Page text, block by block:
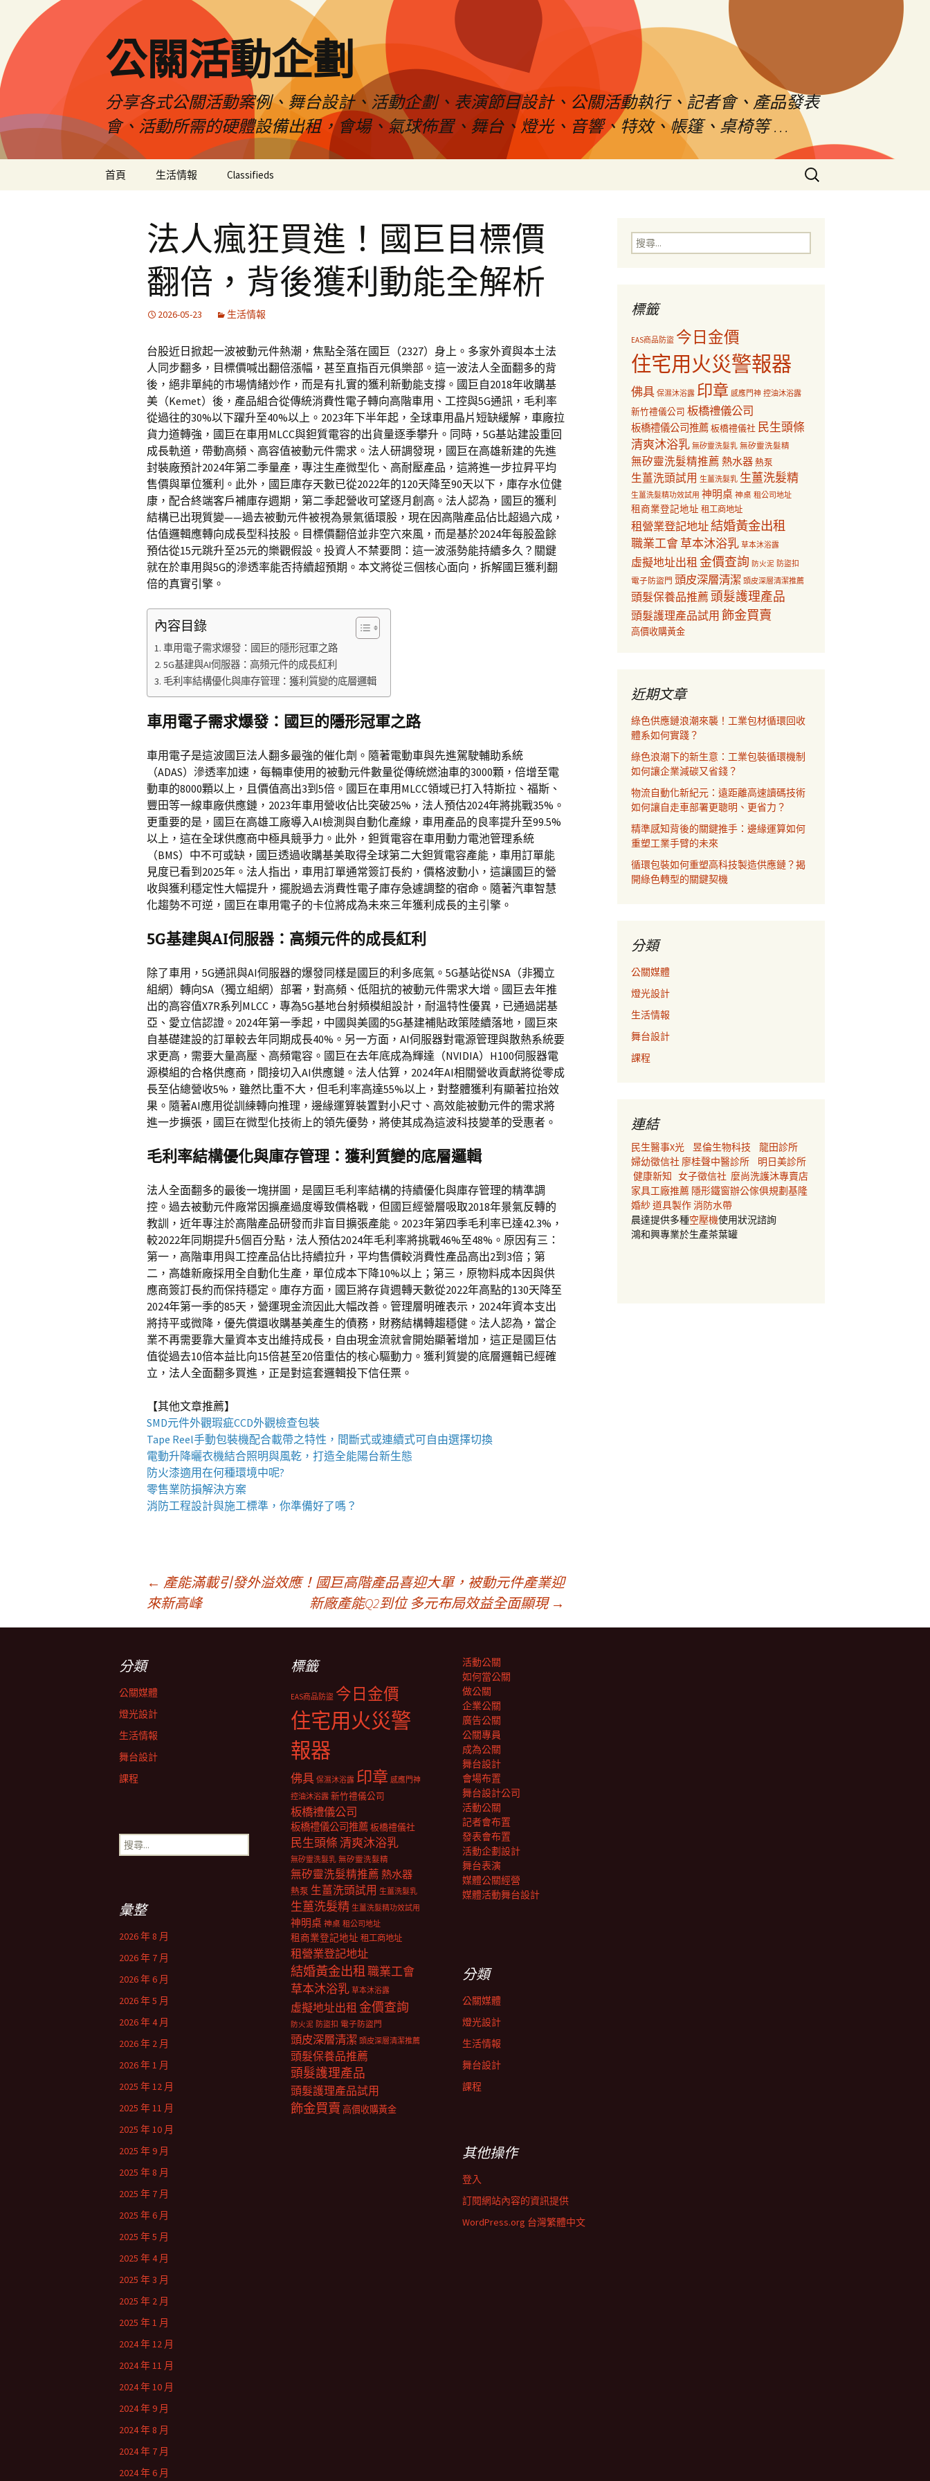
公關活動企劃
分享各式公關活動案例、舞台設計、活動企劃、表演節目設計、公關活動執行、記者會、產品發表
會、活動所需的硬體設備出租，會場、氣球佈置、舞台、燈光、音響、特效、帳篷、桌椅等 …
首頁 生活情報 Classifieds
搜
尋
字:
法人瘋狂買進！國巨目標價
翻倍，背後獲利動能全解析
2026-05-23 生活情報
台股近日掀起一波被動元件熱潮，焦點全落在國巨（2327）身上。多家外資與本土法
人同步翻多，目標價喊出翻倍漲幅，甚至直指百元俱樂部。這一波法人全面翻多的背
後，絕非單純的市場情緒炒作，而是有扎實的獲利新動能支撐。國巨自2018年收購基
美（Kemet）後，產品組合從傳統消費性電子轉向高階車用、工控與5G通訊，毛利率
從過往的30%以下躍升至40%以上。2023年下半年起，全球車用晶片短缺緩解，車廠拉
貨力道轉強，國巨在車用MLCC與鉭質電容的出貨量逐季攀升。同時，5G基站建設重回
成長軌道，帶動高頻、高容值被動元件需求。法人研調發現，國巨在高雄新建的先進
封裝廠預計2024年第二季量產，專注生產微型化、高耐壓產品，這將進一步拉昇平均
售價與單位獲利。此外，國巨庫存天數已從2022年的120天降至90天以下，庫存水位健
康，配合終端客戶補庫存週期，第二季起營收可望逐月創高。法人認為，國巨的獲利
結構已出現質變——過去被動元件被視為景氣循環股，現在因高階產品佔比超過六成，
估值邏輯應轉向成長型科技股。目標價翻倍並非空穴來風，而是基於2024年每股盈餘
預估從15元跳升至25元的樂觀假設。投資人不禁要問：這一波漲勢能持續多久？關鍵
就在於車用與5G的滲透率能否持續超預期。本文將從三個核心面向，拆解國巨獲利翻
倍的真實引擎。
內容目錄
車用電子需求爆發：國巨的隱形冠軍之路
5G基建與AI伺服器：高頻元件的成長紅利
毛利率結構優化與庫存管理：獲利質變的底層邏輯
車用電子需求爆發：國巨的隱形冠軍之路
車用電子是這波國巨法人翻多最強的催化劑。隨著電動車與先進駕駛輔助系統
（ADAS）滲透率加速，每輛車使用的被動元件數量從傳統燃油車的3000顆，倍增至電
動車的8000顆以上，且價值高出3到5倍。國巨在車用MLCC領域已打入特斯拉、福斯、
豐田等一線車廠供應鏈，2023年車用營收佔比突破25%，法人預估2024年將挑戰35%。
更重要的是，國巨在高雄工廠導入AI檢測與自動化產線，車用產品的良率提升至99.5%
以上，這在全球供應商中極具競爭力。此外，鉭質電容在車用動力電池管理系統
（BMS）中不可或缺，國巨透過收購基美取得全球第二大鉭質電容產能，車用訂單能
見度已看到2025年。法人指出，車用訂單通常簽訂長約，價格波動小，這讓國巨的營
收與獲利穩定性大幅提升，擺脫過去消費性電子庫存急遽調整的宿命。隨著汽車智慧
化趨勢不可逆，國巨在車用電子的卡位將成為未來三年獲利成長的主引擎。
5G基建與AI伺服器：高頻元件的成長紅利
除了車用，5G通訊與AI伺服器的爆發同樣是國巨的利多底氣。5G基站從NSA（非獨立
組網）轉向SA（獨立組網）部署，對高頻、低阻抗的被動元件需求大增。國巨去年推
出的高容值X7R系列MLCC，專為5G基地台射頻模組設計，耐溫特性優異，已通過諾基
亞、愛立信認證。2024年第一季起，中國與美國的5G基建補貼政策陸續落地，國巨來
自基礎建設的訂單較去年同期成長40%。另一方面，AI伺服器對電源管理與散熱系統要
求更高，需要大量高壓、高頻電容。國巨在去年底成為輝達（NVIDIA）H100伺服器電
源模組的合格供應商，間接切入AI供應鏈。法人估算，2024年AI相關營收貢獻將從零成
長至佔總營收5%，雖然比重不大，但毛利率高達55%以上，對整體獲利有顯著拉抬效
果。隨著AI應用從訓練轉向推理，邊緣運算裝置對小尺寸、高效能被動元件的需求將
進一步擴張，國巨在微型化技術上的領先優勢，將使其成為這波科技變革的受惠者。
毛利率結構優化與庫存管理：獲利質變的底層邏輯
法人全面翻多的最後一塊拼圖，是國巨毛利率結構的持續優化與庫存管理的精準調
控。過去被動元件廠常因擴產過度導致價格戰，但國巨經營層吸取2018年景氣反轉的
教訓，近年專注於高階產品研發而非盲目擴張產能。2023年第四季毛利率已達42.3%，
較2022年同期提升5個百分點，法人預估2024年毛利率將挑戰46%至48%。原因有三：
第一，高階車用與工控產品佔比持續拉升，平均售價較消費性產品高出2到3倍；第
二，高雄新廠採用全自動化生產，單位成本下降10%以上；第三，原物料成本因與供
應商簽訂長約而保持穩定。庫存方面，國巨將存貨週轉天數從2022年高點的130天降至
2024年第一季的85天，營運現金流因此大幅改善。管理層明確表示，2024年資本支出
將持平或微降，優先償還收購基美產生的債務，財務結構轉趨穩健。法人認為，當企
業不再需要靠大量資本支出維持成長，自由現金流就會開始顯著增加，這正是國巨估
值從過去10倍本益比向15倍甚至20倍重估的核心驅動力。獲利質變的底層邏輯已經確
立，法人全面翻多買進，正是對這套邏輯投下信任票。
【其他文章推薦】
SMD元件外觀瑕疵CCD外觀檢查包裝
Tape Reel手動包裝機配合載帶之特性，間斷式或連續式可自由選擇切換
電動升降曬衣機結合照明與風乾，打造全能陽台新生態
防火漆適用在何種環境中呢?
零售業防損解決方案
消防工程設計與施工標準，你準備好了嗎？
章
← 產能滿載引發外溢效應！國巨高階產品喜迎大單，被動元件產業迎
來新高峰
新廠產能Q2到位 多元布局效益全面顯現 →
搜
尋
標籤
EAS商品防盜 今日金價
住宅用火災警報器
佛具 保濕沐浴露 印章 感應門神 控油沐浴露
新竹禮儀公司 板橋禮儀公司
板橋禮儀公司推薦板橋禮儀社 民生頭條
清爽沐浴乳 無矽靈洗髮乳 無矽靈洗髮精
無矽靈洗髮精推薦 熱水器 熱泵
生薑洗頭試用 生薑洗髮乳 生薑洗髮精
生薑洗髮精功效試用 神明桌 神桌 租公司地址
租商業登記地址 租工商地址
租營業登記地址結婚黃金出租
職業工會草本沐浴乳 草本沐浴露
虛擬地址出租 金價查詢 防火泥 防盜扣
電子防盜門 頭皮深層清潔 頭皮深層清潔推薦
頭髮保養品推薦 頭髮護理產品
頭髮護理產品試用 飾金買賣
高價收購黃金
近期文章
綠色供應鏈浪潮來襲！工業包材循環回收
體系如何實踐？
綠色浪潮下的新生意：工業包裝循環機制
如何讓企業減碳又省錢？
物流自動化新紀元：遠距離高速讀碼技術
如何讓自走車部署更聰明、更省力？
精準感知背後的關鍵推手：邊緣運算如何
重塑工業手臂的未來
循環包裝如何重塑高科技製造供應鏈？揭
開綠色轉型的關鍵契機
分類
公關媒體
燈光設計
生活情報
舞台設計
課程
連結
民生醫事X光 昱倫生物科技
龍田診所
婦幼徵信社 廖桂聲中醫診所
明日美診所
健康新知 女子徵信社 麼尚洗護沐專賣店
家具工廠推薦 隱形鐵窗辦公傢俱規劃基隆
婚紗道具製作消防水帶
晨達提供多種空壓機使用狀況諮詢
鴻和興專業於生產茶葉罐
分類
公關媒體
燈光設計
生活情報
舞台設計
課程
標籤
EAS商品防盜 今日金價
住宅用火災警
報器
佛具 保濕沐浴露 印章 感應門神
控油沐浴露 新竹禮儀公司
板橋禮儀公司
板橋禮儀公司推薦板橋禮儀社
民生頭條清爽沐浴乳
無矽靈洗髮乳 無矽靈洗髮精
無矽靈洗髮精推薦 熱水器
熱泵 生薑洗頭試用 生薑洗髮乳
生薑洗髮精 生薑洗髮精功效試用
神明桌 神桌 租公司地址
租商業登記地址 租工商地址
租營業登記地址
結婚黃金出租職業工會
草本沐浴乳 草本沐浴露
虛擬地址出租 金價查詢
防火泥 防盜扣 電子防盜門
頭皮深層清潔 頭皮深層清潔推薦
頭髮保養品推薦
頭髮護理產品
頭髮護理產品試用
飾金買賣 高價收購黃金
活動公關
如何當公關
做公關
企業公關
廣告公關
公關專員
成為公關
舞台設計
會場布置
舞台設計公司
活動公關
記者會布置
發表會布置
活動企劃設計
舞台表演
媒體公關經營
媒體活動舞台設計
搜
尋
彙整
2026 年 8 月
2026 年 7 月
2026 年 6 月
2026 年 5 月
2026 年 4 月
2026 年 2 月
2026 年 1 月
2025 年 12 月
2025 年 11 月
2025 年 10 月
2025 年 9 月
2025 年 8 月
2025 年 7 月
2025 年 6 月
2025 年 5 月
2025 年 4 月
2025 年 3 月
2025 年 2 月
2025 年 1 月
2024 年 12 月
2024 年 11 月
2024 年 10 月
2024 年 9 月
2024 年 8 月
2024 年 7 月
2024 年 6 月
分類
公關媒體
燈光設計
生活情報
舞台設計
課程
其他操作
登入
訂閱網站內容的資訊提供
WordPress.org 台灣繁體中文